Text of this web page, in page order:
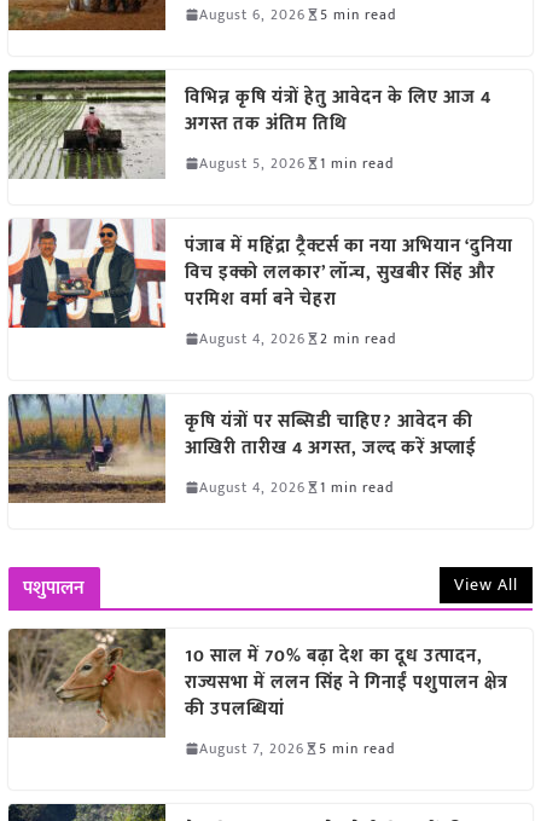
August 6, 2026 5 min read
विभिन्न कृषि यंत्रों हेतु आवेदन के लिए आज 4
अगस्त तक अंतिम तिथि
August 5, 2026 1 min read
पंजाब में महिंद्रा ट्रैक्टर्स का नया अभियान ‘दुनिया
विच इक्को ललकार’ लॉन्च, सुखबीर सिंह और
परमिश वर्मा बने चेहरा
August 4, 2026 2 min read
कृषि यंत्रों पर सब्सिडी चाहिए? आवेदन की
आखिरी तारीख 4 अगस्त, जल्द करें अप्लाई
August 4, 2026 1 min read
पशुपालन View All
10 साल में 70% बढ़ा देश का दूध उत्पादन,
राज्यसभा में ललन सिंह ने गिनाईं पशुपालन क्षेत्र
की उपलब्धियां
August 7, 2026 5 min read